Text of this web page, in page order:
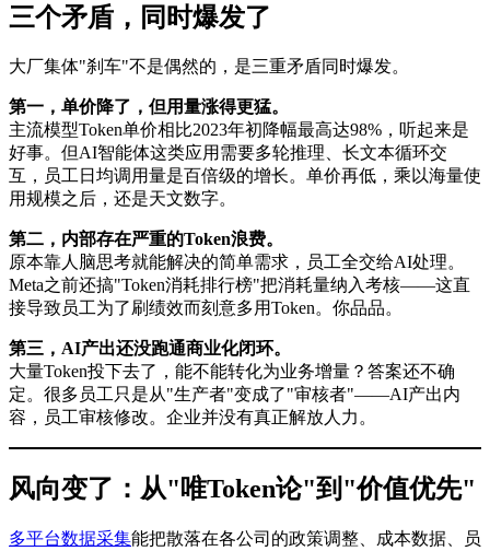
三个矛盾，同时爆发了
大厂集体"刹车"不是偶然的，是三重矛盾同时爆发。
第一，单价降了，但用量涨得更猛。
主流模型Token单价相比2023年初降幅最高达98%，听起来是
好事。但AI智能体这类应用需要多轮推理、长文本循环交
互，员工日均调用量是百倍级的增长。单价再低，乘以海量使
用规模之后，还是天文数字。
第二，内部存在严重的Token浪费。
原本靠人脑思考就能解决的简单需求，员工全交给AI处理。
Meta之前还搞"Token消耗排行榜"把消耗量纳入考核——这直
接导致员工为了刷绩效而刻意多用Token。你品品。
第三，AI产出还没跑通商业化闭环。
大量Token投下去了，能不能转化为业务增量？答案还不确
定。很多员工只是从"生产者"变成了"审核者"——AI产出内
容，员工审核修改。企业并没有真正解放人力。
风向变了：从"唯Token论"到"价值优先"
多平台数据采集能把散落在各公司的政策调整、成本数据、员